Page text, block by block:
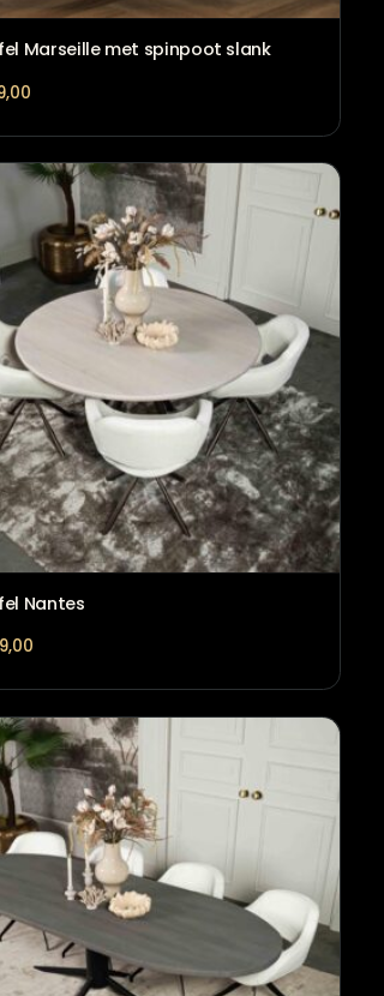
Eettafel Marseille met
€1.719,00
Eettafel Nantes
€1.559,00